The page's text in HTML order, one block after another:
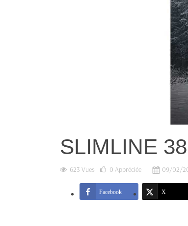
SLIMLINE
623 Vues 0 Appréciée 09/02/
Facebook X